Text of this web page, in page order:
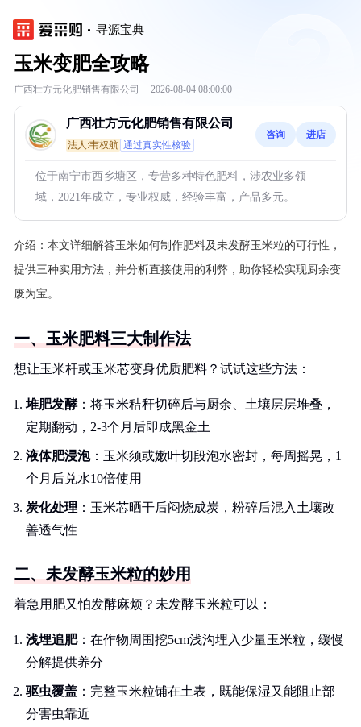
寻源宝典
玉米变肥全攻略
广西壮方元化肥销售有限公司 · 2026-08-04 08:00:00
广西壮方元化肥销售有限公司
法人:韦权航 通过真实性核验
咨询 进店
位于南宁市西乡塘区，专营多种特色肥料，涉农业多领
域，2021年成立，专业权威，经验丰富，产品多元。
介绍： 本文详细解答玉米如何制作肥料及未发酵玉米粒的可行性，
提供三种实用方法，并分析直接使用的利弊，助你轻松实现厨余变
废为宝。
一、玉米肥料三大制作法
想让玉米杆或玉米芯变身优质肥料？试试这些方法：
堆肥发酵：将玉米秸秆切碎后与厨余、土壤层层堆叠，
定期翻动，2-3个月后即成黑金土
液体肥浸泡：玉米须或嫩叶切段泡水密封，每周摇晃，1
个月后兑水10倍使用
炭化处理 ：玉米芯晒干后闷烧成炭，粉碎后混入土壤改
善透气性
二、未发酵玉米粒的妙用
着急用肥又怕发酵麻烦？未发酵玉米粒可以：
浅埋追肥：在作物周围挖5cm浅沟埋入少量玉米粒，缓慢
分解提供养分
驱虫覆盖 ：完整玉米粒铺在土表，既能保湿又能阻止部
分害虫靠近